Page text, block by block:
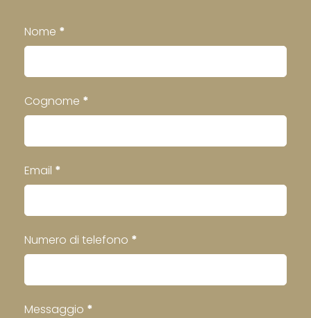
Contatti
Footer
Nome *
Cognome *
Email *
Numero di telefono *
Messaggio *